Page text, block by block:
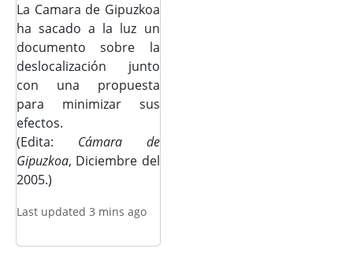
La Camara de Gipuzkoa
ha sacado a la luz un
documento sobre la
deslocalización junto
con una propuesta
para minimizar sus
efectos.
(Edita: Cámara de
Gipuzkoa, Diciembre del
2005.)
Last updated 3 mins ago